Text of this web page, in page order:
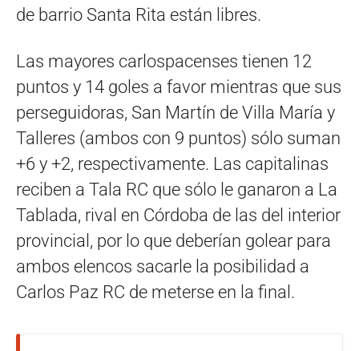
de barrio Santa Rita están libres.
Las mayores carlospacenses tienen 12
puntos y 14 goles a favor mientras que sus
perseguidoras, San Martín de Villa María y
Talleres (ambos con 9 puntos) sólo suman
+6 y +2, respectivamente. Las capitalinas
reciben a Tala RC que sólo le ganaron a La
Tablada, rival en Córdoba de las del interior
provincial, por lo que deberían golear para
ambos elencos sacarle la posibilidad a
Carlos Paz RC de meterse en la final.